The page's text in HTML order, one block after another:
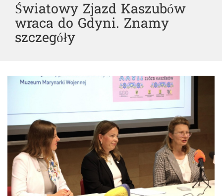
Światowy Zjazd Kaszubów
wraca do Gdyni. Znamy
szczegóły